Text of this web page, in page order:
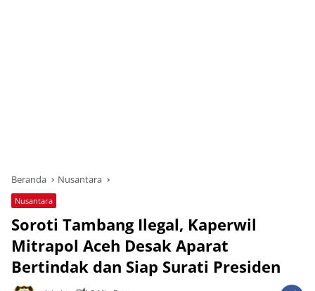
Beranda Nusantara
Nusantara
Soroti Tambang Ilegal, Kaperwil
Mitrapol Aceh Desak Aparat
Bertindak dan Siap Surati Presiden